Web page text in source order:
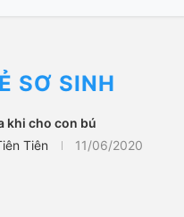
SƠ SINH
khi cho con bú
Tiên 11/06/2020